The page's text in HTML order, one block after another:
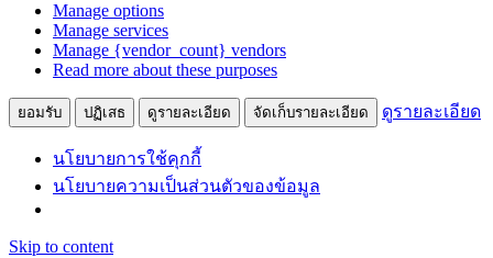
Manage options
Manage services
Manage {vendor_count} vendors
Read more about these purposes
ยอมรับ ปฏิเสธ ดูรายละเอียด จัดเก็บรายละเอียด ดูรายละเอียด
นโยบายการใช้คุกกี้
นโยบายความเป็นส่วนตัวของข้อมูล
Skip to content